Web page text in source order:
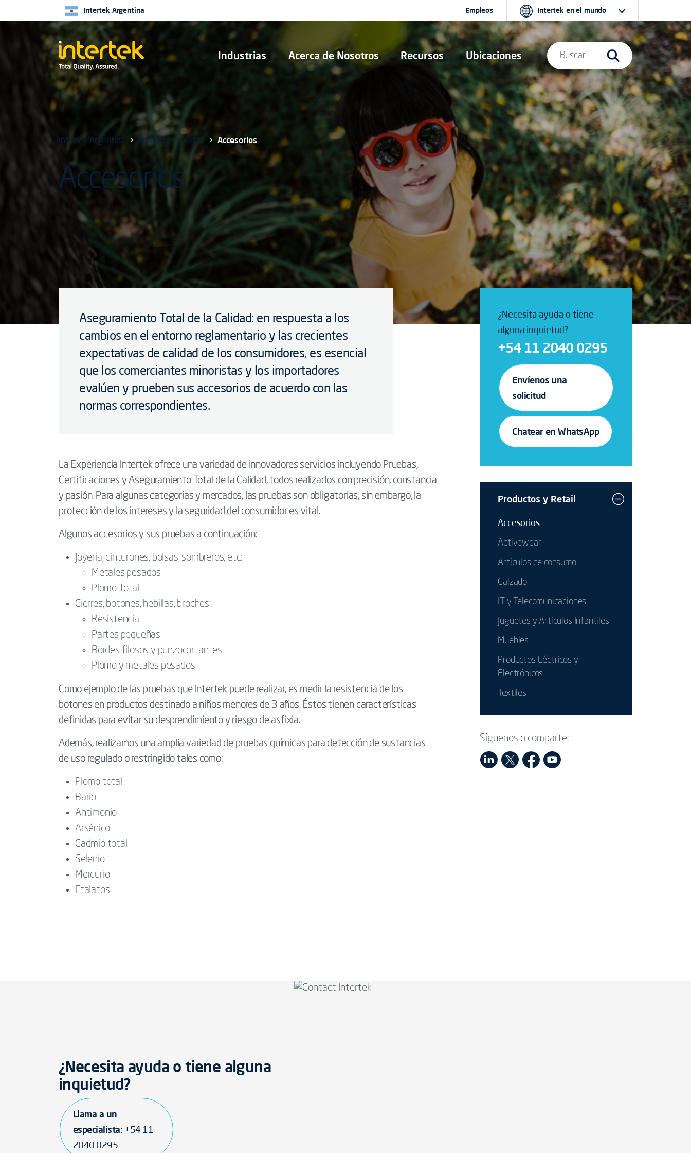
Industrias Acerca de Nosotros Recursos Ubicaciones
Intertek Argentina Empleos Intertek en el mundo
Buscar
Intertek Argentina Productos y Retail Accesorios
Accesorios
Aseguramiento Total de la Calidad: en respuesta a los
cambios en el entorno reglamentario y las crecientes
expectativas de calidad de los consumidores, es esencial
que los comerciantes minoristas y los importadores
evalúen y prueben sus accesorios de acuerdo con las
normas correspondientes.
La Experiencia Intertek ofrece una variedad de innovadores servicios incluyendo Pruebas,
Certificaciones y Aseguramiento Total de la Calidad, todos realizados con precisión, constancia
y pasión. Para algunas categorías y mercados, las pruebas son obligatorias, sin embargo, la
protección de los intereses y la seguridad del consumidor es vital.
Algunos accesorios y sus pruebas a continuación:
Joyería, cinturones, bolsas, sombreros, etc:
Metales pesados
Plomo Total
Cierres, botones, hebillas, broches:
Resistencia
Partes pequeñas
Bordes filosos y punzocortantes
Plomo y metales pesados
Como ejemplo de las pruebas que Intertek puede realizar, es medir la resistencia de los
botones en productos destinado a niños menores de 3 años. Éstos tienen características
definidas para evitar su desprendimiento y riesgo de asfixia.
Además, realizamos una amplia variedad de pruebas químicas para detección de sustancias
de uso regulado o restringido tales como:
Plomo total
Bario
Antimonio
Arsénico
Cadmio total
Selenio
Mercurio
Ftalatos
¿Necesita ayuda o tiene
alguna inquietud?
+54 11 2040 0295
Envíenos una
solicitud
Chatear en WhatsApp
Productos y Retail
Accesorios
Activewear
Artículos de consumo
Calzado
IT y Telecomunicaciones
Juguetes y Artículos Infantiles
Muebles
Productos Eéctricos y
Electrónicos
Textiles
Síguenos o comparte:
¿Necesita ayuda o tiene alguna
inquietud?
Llama a un
especialista: +54 11
2040 0295